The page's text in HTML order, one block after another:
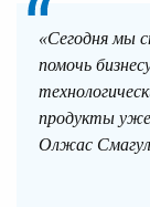
«Сегодня мы
помочь
продукты
Олжас